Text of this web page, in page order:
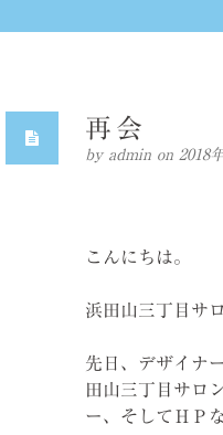
再会
by admin on 2018
こんにちは。
浜田山三丁目サ
先日、デザイナ
田山三丁目サロ
ー、そしてＨＰ